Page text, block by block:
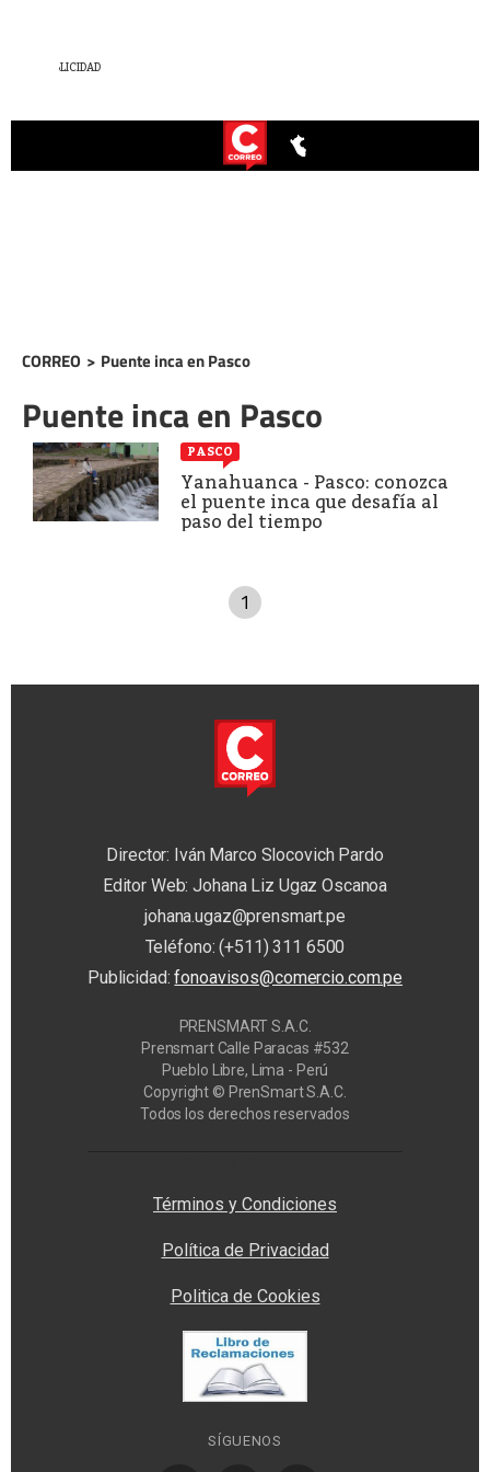
CORREO > Puente inca en Pasco
Puente inca en Pasco
PASCO
Yanahuanca - Pasco: conozca
el puente inca que desafía al
paso del tiempo
1
Director: Iván Marco Slocovich Pardo
Editor Web: Johana Liz Ugaz Oscanoa
johana.ugaz@prensmart.pe
Teléfono: (+511) 311 6500
Publicidad:fonoavisos@comercio.com.pe
PRENSMART S.A.C.
Prensmart Calle Paracas #532
Pueblo Libre, Lima - Perú
Copyright © PrenSmart S.A.C.
Todos los derechos reservados
Términos y Condiciones
Política de Privacidad
Politica de Cookies
SÍGUENOS